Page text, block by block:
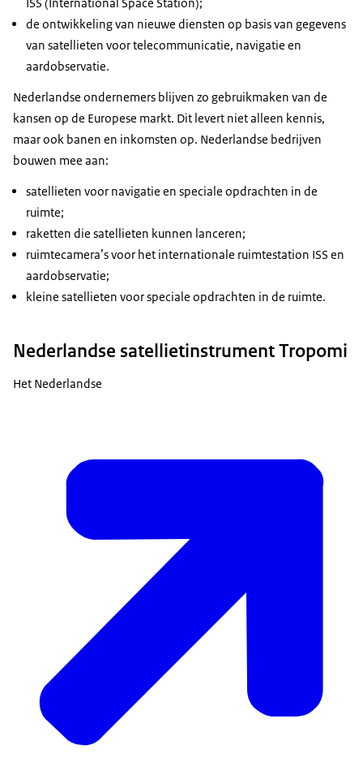
de ontwikkeling van nieuwe diensten op basis van gegevens
van satellieten voor telecommunicatie, navigatie en
aardobservatie.
Nederlandse ondernemers blijven zo gebruikmaken van de
kansen op de Europese markt. Dit levert niet alleen kennis,
maar ook banen en inkomsten op. Nederlandse bedrijven
bouwen mee aan:
satellieten voor navigatie en speciale opdrachten in de
ruimte;
raketten die satellieten kunnen lanceren;
ruimtecamera’s voor het internationale ruimtestation ISS en
aardobservatie;
kleine satellieten voor speciale opdrachten in de ruimte.
Nederlandse satellietinstrument Tropomi
Het Nederlandse